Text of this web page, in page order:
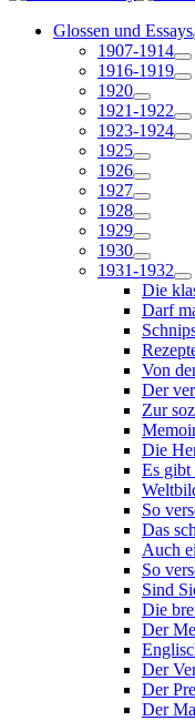
Glossen und Essays
1907-1914
1916-1919
1920
1921-1922
1923-1924
1925
1926
1927
1928
1929
1930
1931-1932
Die
Darf
Von
Der
Zur
Die
Es gibt
So
Das
Auch
So
Sind
Die
Der
Der
Der
Der